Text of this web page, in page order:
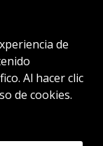
de
Al hacer clic
de cookies.